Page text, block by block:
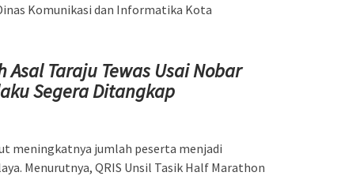
Komunikasi dan Informatika Kota
Asal Taraju Tewas Usai Nobar
Segera Ditangkap
meningkatnya jumlah peserta menjadi
Menurutnya, QRIS Unsil Tasik Half Marathon